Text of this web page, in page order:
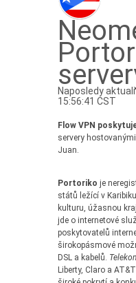
Naposledy
15:56:41 CST
Flow VPN
servery
Juan.
Portoriko je
států ležící v
kulturu, úžasnou
jde o internetové
poskytovatelů
širokopásmové
DSL a kabelů.
Liberty, Claro a